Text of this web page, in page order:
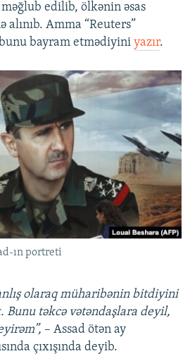
edilib, ölkənin əsas
alınıb. Amma “Reuters”
bayram etmədiyini yazır.
ın portreti
olaraq müharibənin bitdiyini
Bunu təkcə vətəndaşlara deyil,
– Assad ötən ay
çıxışında deyib.